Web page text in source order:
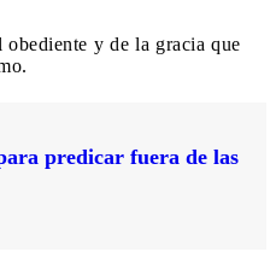
y de la gracia que
predicar fuera de las